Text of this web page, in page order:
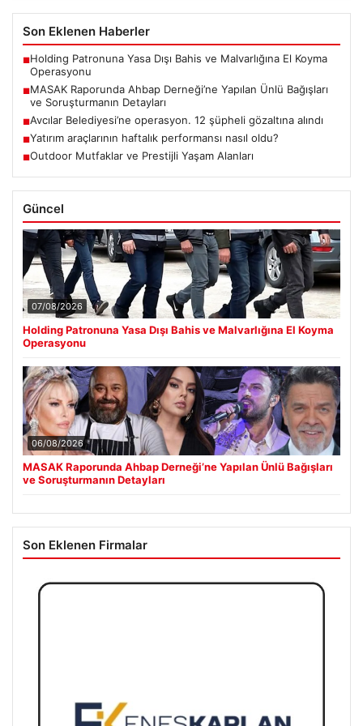
Son Eklenen Haberler
■Holding Patronuna Yasa Dışı Bahis ve Malvarlığına El Koyma
Operasyonu
■MASAK Raporunda Ahbap Derneği’ne Yapılan Ünlü Bağışları
ve Soruşturmanın Detayları
■Avcılar Belediyesi’ne operasyon. 12 şüpheli gözaltına alındı
■Yatırım araçlarının haftalık performansı nasıl oldu?
■Outdoor Mutfaklar ve Prestijli Yaşam Alanları
Güncel
07/08/2026
Holding Patronuna Yasa Dışı Bahis ve Malvarlığına El Koyma
Operasyonu
06/08/2026
MASAK Raporunda Ahbap Derneği’ne Yapılan Ünlü Bağışları
ve Soruşturmanın Detayları
Son Eklenen Firmalar